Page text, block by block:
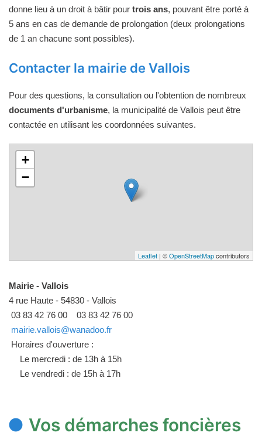
donne lieu à un droit à bâtir pour trois ans, pouvant être porté à
5 ans en cas de demande de prolongation (deux prolongations
de 1 an chacune sont possibles).
Contacter la mairie de Vallois
Pour des questions, la consultation ou l'obtention de nombreux
documents d'urbanisme, la municipalité de Vallois peut être
contactée en utilisant les coordonnées suivantes.
+
−
Leaflet | ©OpenStreetMapcontributors
Mairie - Vallois
4 rue Haute - 54830 - Vallois
03 83 42 76 00
03 83 42 76 00
mairie.vallois@wanadoo.fr
Horaires d'ouverture :
Le mercredi : de 13h à 15h
Le vendredi : de 15h à 17h
Vos démarches foncières